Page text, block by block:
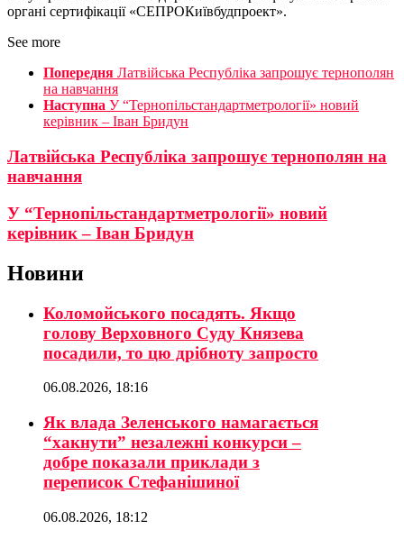
органі сертифікації «СЕПРОКиївбудпроект».
See more
Попередня Латвійська Республіка запрошує тернополян
на навчання
Наступна У “Тернопільстандартметрології» новий
керівник – Іван Бридун
Латвійська Республіка запрошує тернополян на
навчання
У “Тернопільстандартметрології» новий
керівник – Іван Бридун
Новини
Коломойського посадять. Якщо
голову Верховного Суду Князева
посадили, то цю дрібноту запросто
06.08.2026, 18:16
Як влада Зеленського намагається
“хакнути” незалежні конкурси –
добре показали приклади з
переписок Стефанішиної
06.08.2026, 18:12